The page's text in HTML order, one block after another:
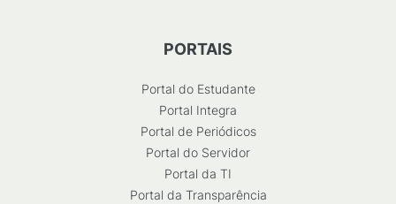
PORTAIS
Portal do Estudante
Portal Integra
Portal de Periódicos
Portal do Servidor
Portal da TI
Portal da Transparência